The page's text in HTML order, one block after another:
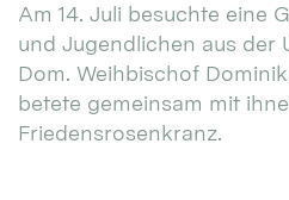
Am 14. Juli besuchte eine
und Jugendlichen aus der
Dom. Weihbischof
betete gemeinsam mit
Friedensrosenkranz.